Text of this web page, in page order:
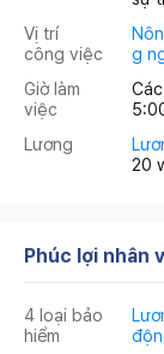
Vị trí
công việc
g
Giờ làm
việc
Lương
20
Phúc lợi nhân
4 loại bảo
hiểm